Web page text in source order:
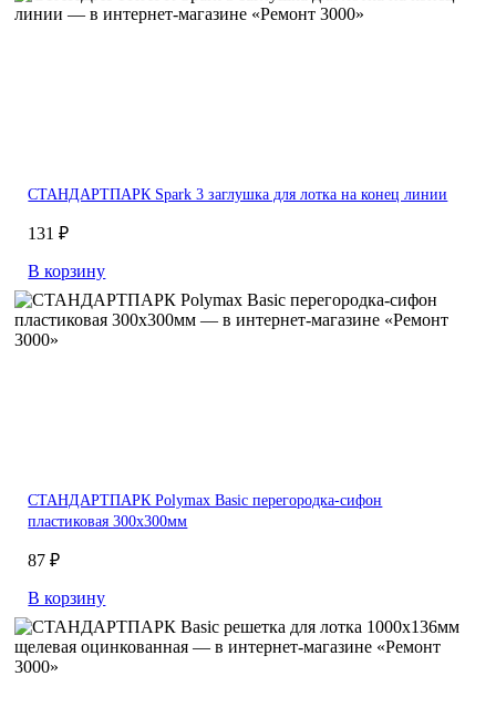
СТАНДАРТПАРК Spark 3 заглушка для лотка на конец линии
131 ₽
В корзину
СТАНДАРТПАРК Polymax Basic перегородка-сифон
пластиковая 300х300мм
87 ₽
В корзину